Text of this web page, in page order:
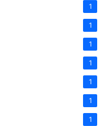
1
1
1
1
1
1
1